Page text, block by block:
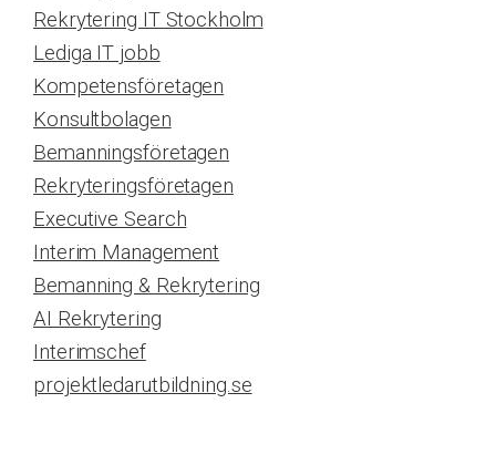
Rekrytering IT Stockholm
Lediga IT jobb
Kompetensföretagen
Konsultbolagen
Bemanningsföretagen
Rekryteringsföretagen
Executive Search
Interim Management
Bemanning & Rekrytering
AI Rekrytering
Interimschef
projektledarutbildning.se